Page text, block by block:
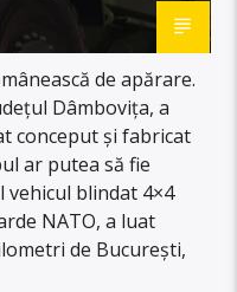
de apărare.
Dâmbovița, a
conceput şi fabricat
ar putea să fie
blindat 4×4
NATO, a luat
de București,